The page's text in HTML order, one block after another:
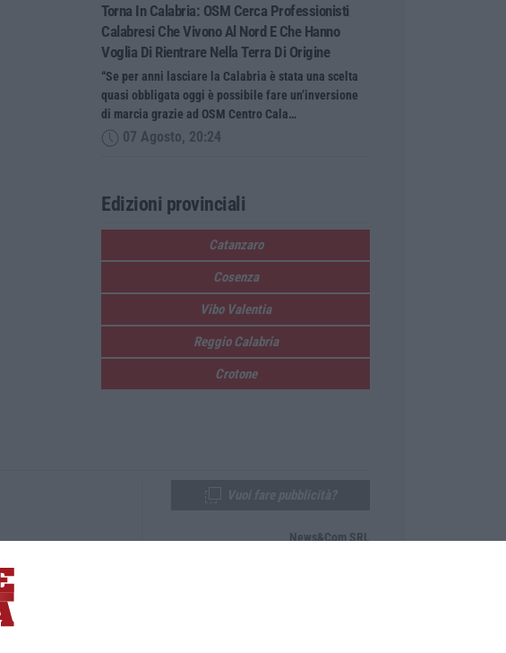
Torna In Calabria: OSM Cerca Professionisti
Calabresi Che Vivono Al Nord E Che Hanno
Voglia Di Rientrare Nella Terra Di Origine
“Se per anni lasciare la Calabria è stata una scelta
quasi obbligata oggi è possibile fare un’inversione
di marcia grazie ad OSM Centro Cala…
07 Agosto, 20:24
Edizioni provinciali
Catanzaro
Cosenza
Vibo Valentia
Reggio Calabria
Crotone
News&Com SRL